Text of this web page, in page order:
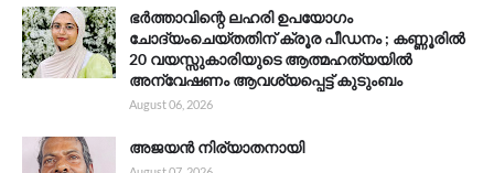
ഭർത്താവിന്റെ ലഹരി ഉപയോഗം
ചോദ്യംചെയ്തതിന് ക്രൂര പീഡനം ; കണ്ണൂരിൽ
20 വയസ്സുകാരിയുടെ ആത്മഹത്യയിൽ
അന്വേഷണം ആവശ്യപ്പെട്ട് കുടുംബം
August 06, 2026
അജയൻ നിര്യാതനായി